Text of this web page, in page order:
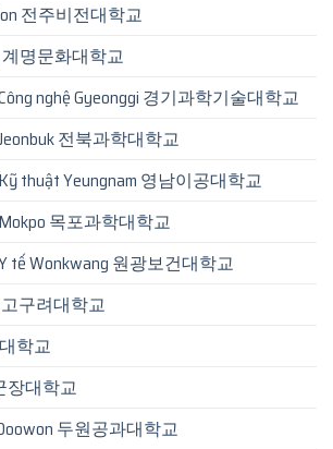
전주비전대학교
계명문화대학교
nghệ Gyeonggi 경기과학기술대학교
전북과학대학교
thuật Yeungnam 영남이공대학교
목포과학대학교
tế Wonkwang 원광보건대학교
고구려대학교
학교
장대학교
두원공과대학교